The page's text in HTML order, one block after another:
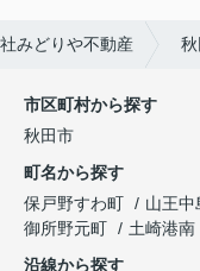
みどりや不動産
市区町村から探す
秋田市
町名から探す
保戸野すわ町
山王中
御所野元町
土崎港南
沿線から探す